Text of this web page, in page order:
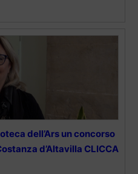
dell’Ars un concorso
d’Altavilla CLICCA